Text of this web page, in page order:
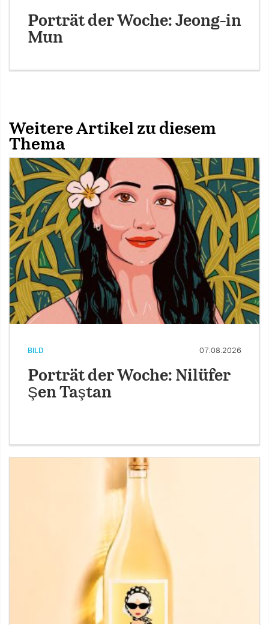
Porträt der Woche: Jeong-in
Mun
Weitere Artikel zu diesem
Thema
BILD 07.08.2026
Porträt der Woche: Nilüfer
Şen Taştan